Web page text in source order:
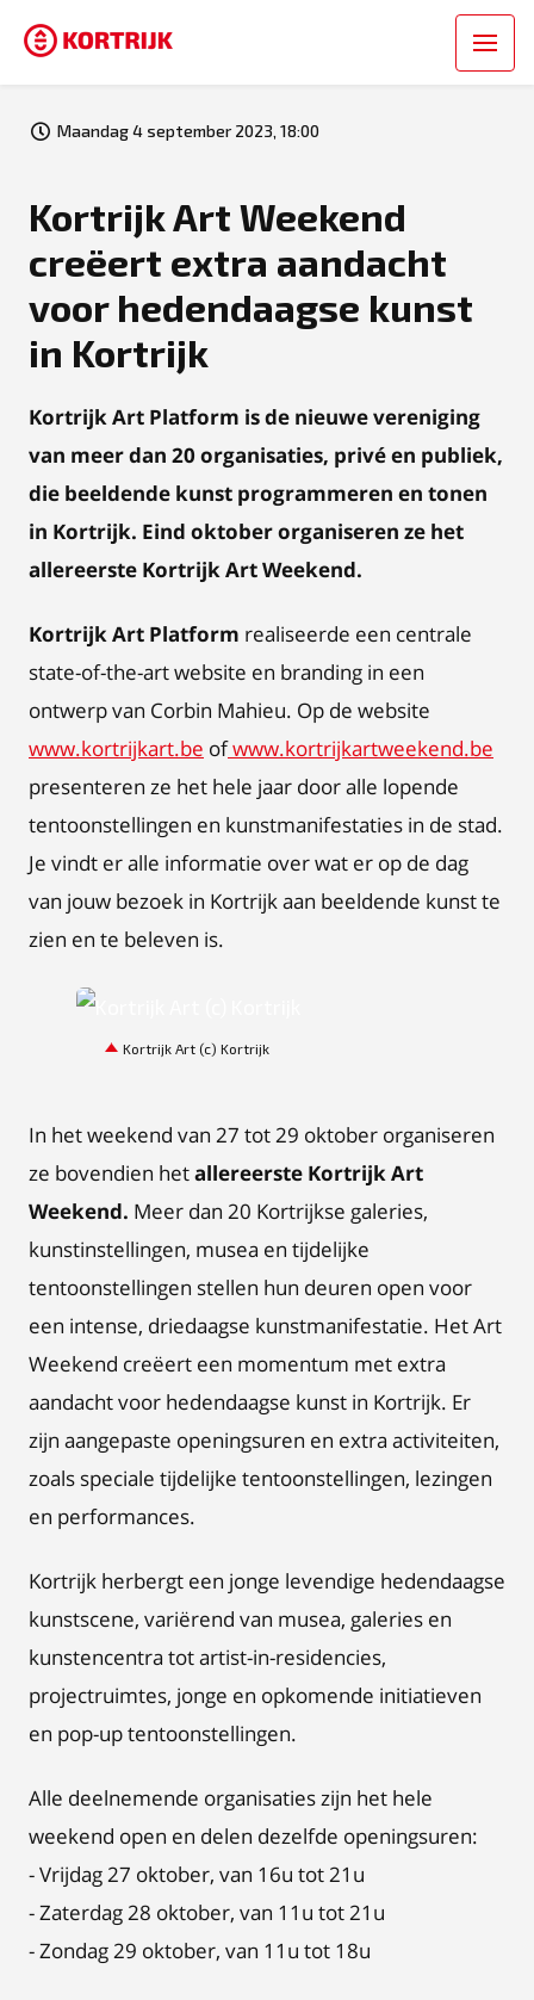
Maandag 4 september 2023, 18:00
Kortrijk Art Weekend
creëert extra aandacht
voor hedendaagse kunst
in Kortrijk
Kortrijk Art Platform is de nieuwe vereniging
van meer dan 20 organisaties, privé en publiek,
die beeldende kunst programmeren en tonen
in Kortrijk. Eind oktober organiseren ze het
allereerste Kortrijk Art Weekend.
Kortrijk Art Platform realiseerde een centrale
state-of-the-art website en branding in een
ontwerp van Corbin Mahieu. Op de website
www.kortrijkart.be ofwww.kortrijkartweekend.be
presenteren ze het hele jaar door alle lopende
tentoonstellingen en kunstmanifestaties in de stad.
Je vindt er alle informatie over wat er op de dag
van jouw bezoek in Kortrijk aan beeldende kunst te
zien en te beleven is.
Kortrijk Art (c) Kortrijk
In het weekend van 27 tot 29 oktober organiseren
ze bovendien hetallereerste Kortrijk Art
Weekend. Meer dan 20 Kortrijkse galeries,
kunstinstellingen, musea en tijdelijke
tentoonstellingen stellen hun deuren open voor
een intense, driedaagse kunstmanifestatie. Het Art
Weekend creëert een momentum met extra
aandacht voor hedendaagse kunst in Kortrijk. Er
zijn aangepaste openingsuren en extra activiteiten,
zoals speciale tijdelijke tentoonstellingen, lezingen
en performances.
Kortrijk herbergt een jonge levendige hedendaagse
kunstscene, variërend van musea, galeries en
kunstencentra tot artist-in-residencies,
projectruimtes, jonge en opkomende initiatieven
en pop-up tentoonstellingen.
Alle deelnemende organisaties zijn het hele
weekend open en delen dezelfde openingsuren:
- Vrijdag 27 oktober, van 16u tot 21u
- Zaterdag 28 oktober, van 11u tot 21u
- Zondag 29 oktober, van 11u tot 18u